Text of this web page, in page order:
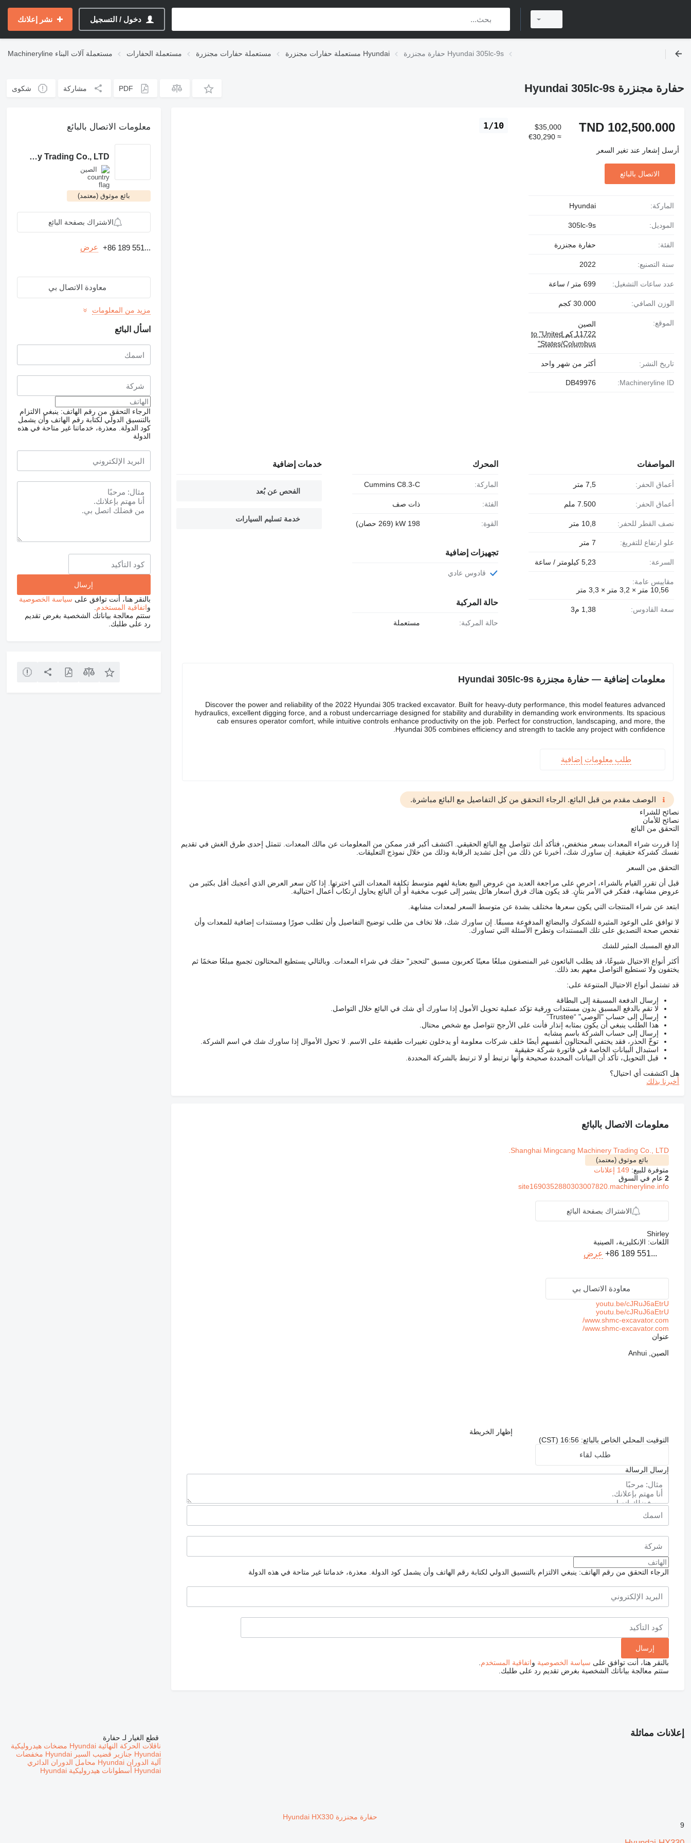
دخول / التسجيل نشر إعلانك
Machineryline مستعملة آلات البناء مستعملة الحفارات مستعملة حفارات مجنزرة مستعملة حفارات مجنزرة Hyundai حفارة مجنزرة Hyundai 305lc-9s
حفارة مجنزرة Hyundai 305lc-9s PDF مشاركة شكوى
1/10 TND 102,500.000
$35,000
≈ €30,290
أرسل إشعار عند تغير السعر
الاتصال بالبائع
الماركة: Hyundai
الموديل: 305lc-9s
الفئة: حفارة مجنزرة
سنة التصنيع: 2022
عدد ساعات التشغيل: 699 متر / ساعة
الوزن الصافي: 30.000 كجم
الموقع:
الصين
11722 كم to "United
States/Columbus"
تاريخ النشر: أكثر من شهر واحد
Machineryline ID:
DB49976
المواصفات
أعماق الحفر: 7,5 متر
أعماق الحفر: 7.500 ملم
نصف القطر للحفر: 10,8 متر
علو ارتفاع للتفريغ: 7 متر
السرعة: 5,23 كيلومتر / ساعة
مقاييس عامة:
10,56 متر × 3,2 متر × 3,3 متر
سعة القادوس: 1,38 م3
المحرك
الماركة: Cummins C8.3-C
الفئة: ذات صف
القوة: 198 kW (269 حصان)
تجهيزات إضافية
قادوس عادي
حالة المركبة
حالة المركبة: مستعملة
خدمات إضافية
الفحص عن بُعد
خدمة تسليم السيارات
معلومات إضافية — حفارة مجنزرة Hyundai 305lc-9s
Discover the power and reliability of the 2022 Hyundai 305 tracked excavator. Built for heavy-duty performance, this model features advanced
hydraulics, excellent digging force, and a robust undercarriage designed for stability and durability in demanding work environments. Its spacious
cab ensures operator comfort, while intuitive controls enhance productivity on the job. Perfect for construction, landscaping, and more, the
Hyundai 305 combines efficiency and strength to tackle any project with confidence.
طلب معلومات إضافية
الوصف مقدم من قبل البائع. الرجاء التحقق من كل التفاصيل مع البائع مباشرة.
نصائح للشراء
نصائح للأمان
التحقق من البائع
إذا قررت شراء المعدات بسعر منخفض، فتأكد أنك تتواصل مع البائع الحقيقي. اكتشف أكبر قدر ممكن من المعلومات عن مالك المعدات. تتمثل إحدى طرق الغش في تقديم
نفسك كشركة حقيقية. إن ساورك شك، أخبرنا عن ذلك من أجل تشديد الرقابة وذلك من خلال نموذج التعليقات.
التحقق من السعر
قبل أن تقرر القيام بالشراء، احرص على مراجعة العديد من عروض البيع بعناية لفهم متوسط تكلفة المعدات التي اخترتها. إذا كان سعر العرض الذي أعجبك أقل بكثير من
عروض مشابهة، ففكر في الأمر بتأنٍ. قد يكون هناك فرق أسعار هائل يشير إلى عيوب مخفية أو أن البائع يحاول ارتكاب أعمال احتيالية.
ابتعد عن شراء المنتجات التي يكون سعرها مختلف بشدة عن متوسط السعر لمعدات مشابهة.
لا توافق على الوعود المثيرة للشكوك والبضائع المدفوعة مسبقًا. إن ساورك شك، فلا تخاف من طلب توضيح التفاصيل وأن تطلب صورًا ومستندات إضافية للمعدات وأن
تفحص صحة التصديق على تلك المستندات وتطرح الأسئلة التي تساورك.
الدفع المسبك المثير للشك
أكثر أنواع الاحتيال شيوعًا، قد يطلب البائعون غير المنصفون مبلغًا معينًا كعربون مسبق "لتحجز" حقك في شراء المعدات. وبالتالي يستطيع المحتالون تجميع مبلغًا ضخمًا ثم
يختفون ولا تستطيع التواصل معهم بعد ذلك.
قد تشتمل أنواع الاحتيال المتنوعة على:
إرسال الدفعة المسبقة إلى البطاقة
لا تقم بالدفع المسبق بدون مستندات ورقية تؤكد عملية تحويل الأمول إذا ساورك أي شك في البائع خلال التواصل.
إرسال إلى حساب "الوصي" “Trustee”
هذا الطلب ينبغي أن يكون بمثابه إنذار فأنت على الأرجح تتواصل مع شخص محتال.
إرسال إلى حساب الشركة باسم مشابه
توخّ الحذر، فقد يختفي المحتالون أنفسهم أيضًا خلف شركات معلومة أو يدخلون تغييرات طفيفة على الاسم. لا تحول الأموال إذا ساورك شك في اسم الشركة.
استبدال البيانات الخاصة في فاتورة شركة حقيقية
قبل التحويل، تأكد أن البيانات المحددة صحيحة وأنها ترتبط أو لا ترتبط بالشركة المحددة.
هل اكتشفت أي احتيال؟
أخبرنا بذلك
معلومات الاتصال بالبائع
Shanghai Mingcang Machinery Trading Co., LTD.
بائع موثوق (معتمد)
متوفرة للبيع: 149 إعلانات
2عام في السوق
site1690352880303007820.machineryline.info
الاشتراك بصفحة البائع
Shirley
اللغات: الإنكليزية، الصينية
+86 189 551... عرض
معاودة الاتصال بي
youtu.be/cJRuJ6aEtrU
youtu.be/cJRuJ6aEtrU
www.shmc-excavator.com/
www.shmc-excavator.com/
عنوان
الصين, Anhui
إظهار الخريطة
التوقيت المحلي الخاص بالبائع: 16:56 (CST)
طلب لقاء
إرسال الرسالة
الرجاء التحقق من رقم الهاتف: ينبغي الالتزام بالتنسيق الدولي لكتابة رقم الهاتف وأن يشمل كود الدولة. معذرة، خدماتنا غير متاحة في هذه الدولة
بالنقر هنا، أنت توافق على سياسة الخصوصية واتفاقية المستخدم
ستتم معالجة بياناتك الشخصية بغرض تقديم رد على طلبك.
معلومات الاتصال بالبائع
Shanghai Mingcang Machinery Trading Co., LTD.
الصين
بائع موثوق (معتمد)
الاشتراك بصفحة البائع
+86 189 551... عرض
معاودة الاتصال بي
مزيد من المعلومات
اسأل البائع
الرجاء التحقق من رقم الهاتف: ينبغي الالتزام
بالتنسيق الدولي لكتابة رقم الهاتف وأن يشمل
كود الدولة.
معذرة، خدماتنا غير متاحة في هذه
الدولة
بالنقر هنا، أنت توافق على سياسة الخصوصية
واتفاقية المستخدم
ستتم معالجة بياناتك الشخصية بغرض تقديم
رد على طلبك.
إعلانات مماثلة
حفارة مجنزرة Hyundai HX330
9
قطع الغيار لـ حفارة
ناقلات الحركة النهائية Hyundai
مضخات هيدروليكية
Hyundai جنازير قضيب السير Hyundai
مخفضات
آلية الدوران Hyundai
محامل الدوران الدائري
Hyundai أسطوانات هيدروليكية Hyundai